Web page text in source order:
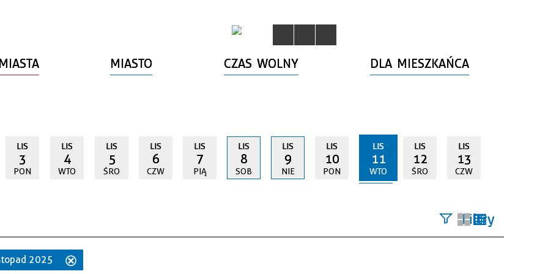
MIASTO CZAS WOLNY DLA MIESZKAŃCA
LIS
3
PON
LIS
4
WTO
LIS
5
ŚRO
LIS
6
CZW
LIS
7
PIĄ
LIS
8
SOB
LIS
9
NIE
LIS
10
PON
LIS
11
WTO
LIS
12
ŚRO
LIS
13
CZW
Filtry
2025